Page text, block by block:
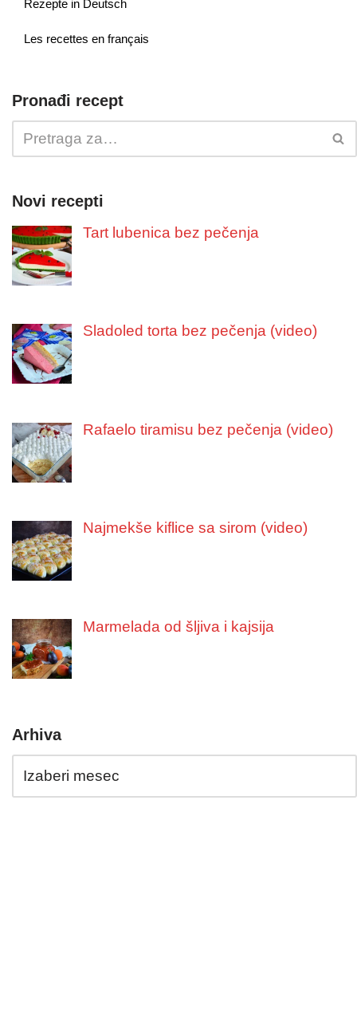
Rezepte in Deutsch
Les recettes en français
Pronađi recept
Novi recepti
Tart lubenica bez pečenja
Sladoled torta bez pečenja (video)
Rafaelo tiramisu bez pečenja (video)
Najmekše kiflice sa sirom (video)
Marmelada od šljiva i kajsija
Arhiva